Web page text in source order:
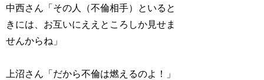
中西さん「その人（不倫相手）といると
きには、お互いにええところしか見せま
せんからね」
上沼さん「だから不倫は燃えるのよ！」